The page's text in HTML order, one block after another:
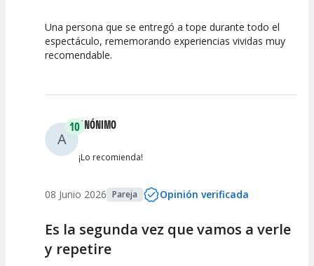
10
Calidad del
10 10
Una persona que se entregó a tope durante todo el
espectáculo, rememorando experiencias vividas muy
recomendable.
A
10ANÓNIMO
¡Lo recomienda!
08 Junio 2026 Pareja Opinión verificada
Es la segunda vez que vamos a verle
y repetire